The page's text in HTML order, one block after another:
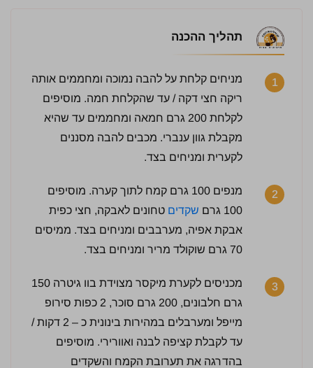
תהליך ההכנה
1
מניחים קלחת על להבה נמוכה ומחממים אותה
ריקה חצי דקה / עד שהקלחת חמה. מוסיפים
לקלחת 200 גרם חמאה ומחממים עד שהיא
מקבלת גוון ענברי. מכבים להבה מסננים
לקערית ומניחים בצד.
2
מנפים 100 גרם קמח לתוך קערה. מוסיפים
100 גרם
שקדים טחונים לאבקה, חצי כפית
אבקת אפיה, מערבבים ומניחים בצד. ממיסים
70 גרם שוקולד מריר ומניחים בצד.
3
מכניסים לקערת מיקסר מצוידת בוו גיטרה 150
גרם חלבונים, 200 גרם סוכר, 2 כפות סירופ
מייפל ומערבלים במהירות בינונית כ – 2 דקות /
עד לקבלת קציפה לבנה ואוורירי. מוסיפים
בהדרגה את תערובת הקמח והשקדים
5 / 5 | 2 מדרגים
לחץ כדי לדרג: